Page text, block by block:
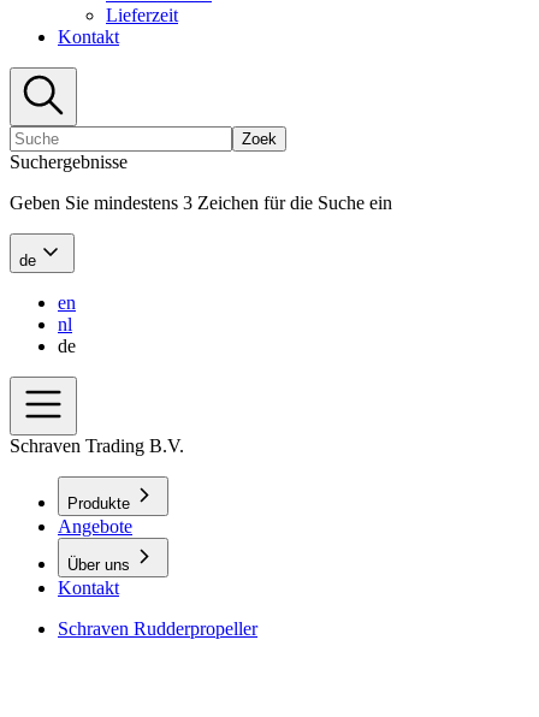
Lieferzeit
Kontakt
Zoek
Suchergebnisse
Geben Sie mindestens 3 Zeichen für die Suche ein
de
en
nl
de
Schraven Trading B.V.
Produkte
Angebote
Über uns
Kontakt
Schraven Rudderpropeller